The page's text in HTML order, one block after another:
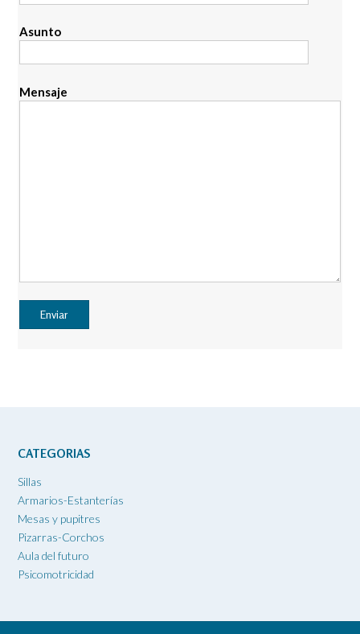
Asunto
Mensaje
CATEGORIAS
Sillas
Armarios-Estanterías
Mesas y pupitres
Pizarras-Corchos
Aula del futuro
Psicomotricidad